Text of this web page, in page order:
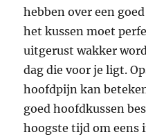
hebben over een
het kussen moet
uitgerust wakker
dag die voor je ligt.
hoofdpijn kan
goed hoofdkussen
hoogste tijd om eens